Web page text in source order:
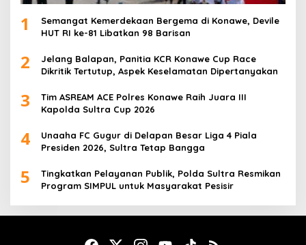
1
Semangat Kemerdekaan Bergema di Konawe, Devile
HUT RI ke-81 Libatkan 98 Barisan
2
Jelang Balapan, Panitia KCR Konawe Cup Race
Dikritik Tertutup, Aspek Keselamatan Dipertanyakan
3
Tim ASREAM ACE Polres Konawe Raih Juara III
Kapolda Sultra Cup 2026
4
Unaaha FC Gugur di Delapan Besar Liga 4 Piala
Presiden 2026, Sultra Tetap Bangga
5
Tingkatkan Pelayanan Publik, Polda Sultra Resmikan
Program SIMPUL untuk Masyarakat Pesisir